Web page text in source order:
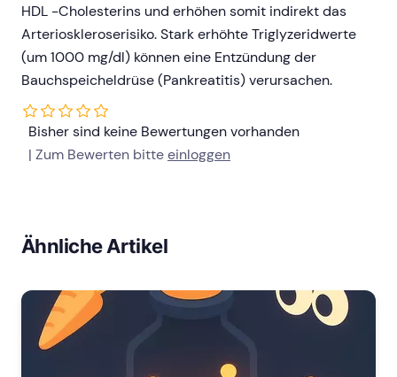
HDL -Cholesterins und erhöhen somit indirekt das
Arterioskleroserisiko. Stark erhöhte Triglyzeridwerte
(um 1000 mg/dl) können eine Entzündung der
Bauchspeicheldrüse (Pankreatitis) verursachen.
Bisher sind keine Bewertungen vorhanden
| Zum Bewerten bitteeinloggen
Ähnliche Artikel